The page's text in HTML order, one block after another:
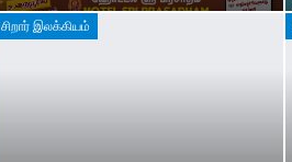
சிறார் இலக்கியம்